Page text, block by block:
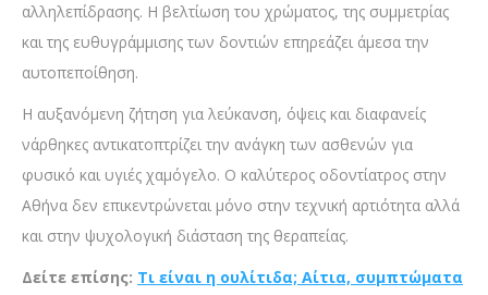
αλληλεπίδρασης. Η βελτίωση του χρώματος, της συμμετρίας
και της ευθυγράμμισης των δοντιών επηρεάζει άμεσα την
αυτοπεποίθηση.
Η αυξανόμενη ζήτηση για λεύκανση, όψεις και διαφανείς
νάρθηκες αντικατοπτρίζει την ανάγκη των ασθενών για
φυσικό και υγιές χαμόγελο. Ο καλύτερος οδοντίατρος στην
Αθήνα δεν επικεντρώνεται μόνο στην τεχνική αρτιότητα αλλά
και στην ψυχολογική διάσταση της θεραπείας.
Δείτε επίσης: Τι είναι η ουλίτιδα; Αίτια, συμπτώματα